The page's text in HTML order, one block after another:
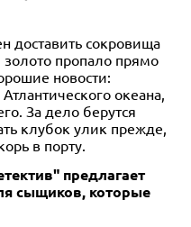
доставить сокровища
пропало прямо
новости:
океана,
За дело берутся
клубок улик прежде,
в порту.
предлагает
сыщиков, которые